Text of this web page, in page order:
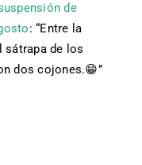
de
: “Entre la
sátrapa de los
dos cojones. 😁”